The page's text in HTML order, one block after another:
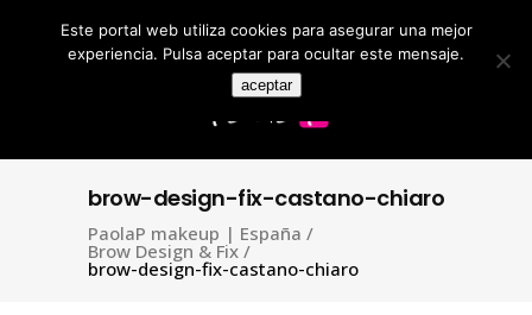
Search
for:
brow-design-fix-castano-chiaro
PaolaP makeup | España /
Brow Design & Fix /
brow-design-fix-castano-chiaro
Este portal web utiliza cookies para asegurar una mejor
experiencia. Pulsa aceptar para ocultar este mensaje.
aceptar